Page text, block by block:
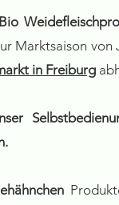
Bio
Marktsaison von
in Freiburg